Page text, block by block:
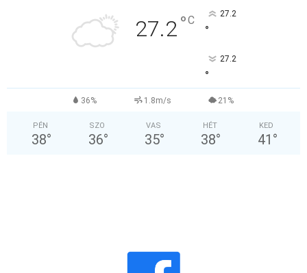
27.2°C 27.2
°
27.2
°
36% 1.8m/s 21%
PÉN
38°
SZO
36°
VAS
35°
HÉT
38°
KED
41 °